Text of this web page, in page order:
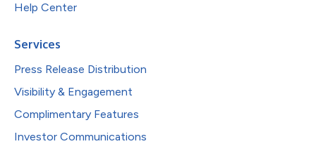
Help Center
Services
Press Release Distribution
Visibility & Engagement
Complimentary Features
Investor Communications